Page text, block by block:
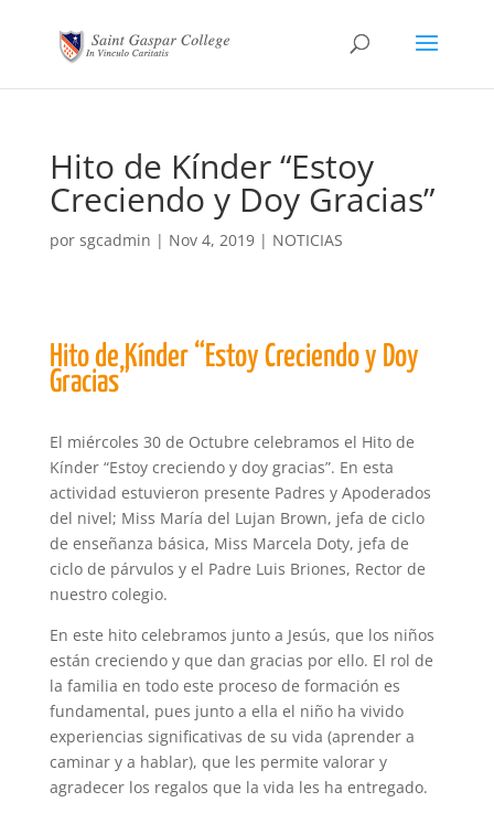
Hito de Kínder “Estoy
Creciendo y Doy Gracias”
por sgcadmin | Nov 4, 2019| NOTICIAS
Hito de Kínder “Estoy Creciendo y Doy
Gracias”
El miércoles 30 de Octubre celebramos el Hito de
Kínder “Estoy creciendo y doy gracias”. En esta
actividad estuvieron presente Padres y Apoderados
del nivel; Miss María del Lujan Brown, jefa de ciclo
de enseñanza básica, Miss Marcela Doty, jefa de
ciclo de párvulos y el Padre Luis Briones, Rector de
nuestro colegio.
En este hito celebramos junto a Jesús, que los niños
están creciendo y que dan gracias por ello. El rol de
la familia en todo este proceso de formación es
fundamental, pues junto a ella el niño ha vivido
experiencias significativas de su vida (aprender a
caminar y a hablar), que les permite valorar y
agradecer los regalos que la vida les ha entregado.